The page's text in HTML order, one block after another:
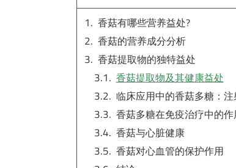
香菇有哪些营养益处?
香菇的营养成分分析
香菇提取物的独特益处
香菇提取物及其健康益处
临床应用中的香菇多糖：
香菇多糖在免疫治疗中的作
香菇与心脏健康
香菇对心血管的保护作用